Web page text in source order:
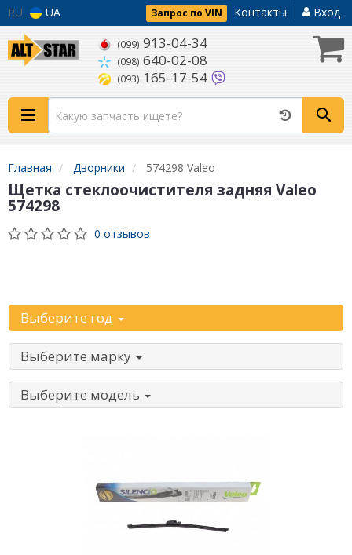
RU UA Запрос по VIN Контакты Вход
(099) 913-04-34
(098) 640-02-08
(093) 165-17-54
Главная Дворники 574298 Valeo
Щетка стеклоочистителя задняя Valeo
574298
0 отзывов
Выберите год
Выберите марку
Выберите модель